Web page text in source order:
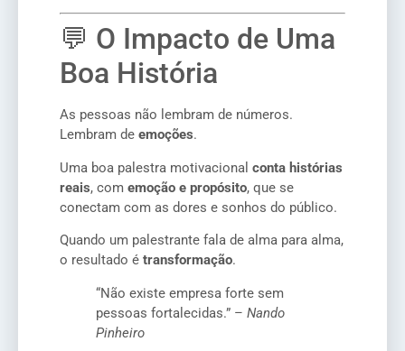
💬 O Impacto de Uma
Boa História
As pessoas não lembram de números.
Lembram de emoções.
Uma boa palestra motivacional conta histórias
reais, com emoção e propósito, que se
conectam com as dores e sonhos do público.
Quando um palestrante fala de alma para alma,
o resultado é transformação.
“Não existe empresa forte sem
pessoas fortalecidas.” – Nando
Pinheiro